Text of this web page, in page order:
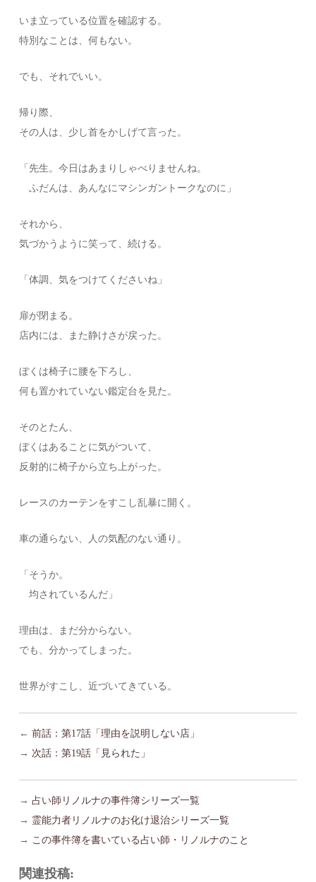
いま立っている位置を確認する。
特別なことは、何もない。
でも、それでいい。
帰り際、
その人は、少し首をかしげて言った。
「先生。今日はあまりしゃべりませんね。
ふだんは、あんなにマシンガントークなのに」
それから、
気づかうように笑って、続ける。
「体調、気をつけてくださいね」
扉が閉まる。
店内には、また静けさが戻った。
ぼくは椅子に腰を下ろし、
何も置かれていない鑑定台を見た。
そのとたん、
ぼくはあることに気がついて、
反射的に椅子から立ち上がった。
レースのカーテンをすこし乱暴に開く。
車の通らない、人の気配のない通り。
「そうか。
均されているんだ」
理由は、まだ分からない。
でも、分かってしまった。
世界がすこし、近づいてきている。
←前話：第17話「理由を説明しない店」
→ 次話：第19話「見られた」
→占い師リノルナの事件簿シリーズ一覧
→ 霊能力者リノルナのお化け退治シリーズ一覧
→ この事件簿を書いている占い師・リノルナのこと
関連投稿: